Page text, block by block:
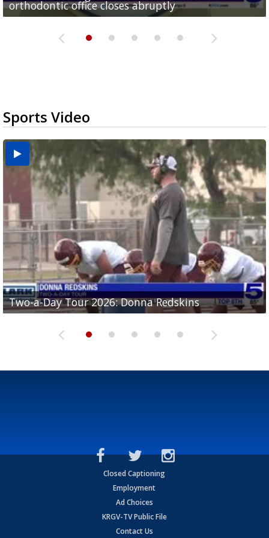
orthodontic office closes abruptly
Rowe...
Pharr...
at annual Technovate conference
Harlingen cancer clinic
Sports Video
Two-a-Day Tour 2026: Donna Redskins
Two-a-Day Tour 2026: Brownsville Pace Vikings
Two-a-Day Tour 2026: La Joya Coyotes
Two-a-Day Tour 2026: Rio Hondo Bobcats
Two-a-Day Tour 2026: Brownsville St. Joseph
Bloodhounds
Closed Captioning
Employment
Ad Choices
KRGV-TV Public File
Contact Us